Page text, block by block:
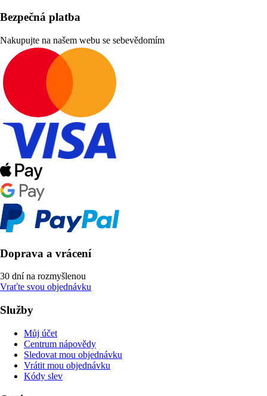
Bezpečná platba
Nakupujte na našem webu se sebevědomím
Doprava a vrácení
30 dní na rozmyšlenou
Vraťte svou objednávku
Služby
Můj účet
Centrum nápovědy
Sledovat mou objednávku
Vrátit mou objednávku
Kódy slev